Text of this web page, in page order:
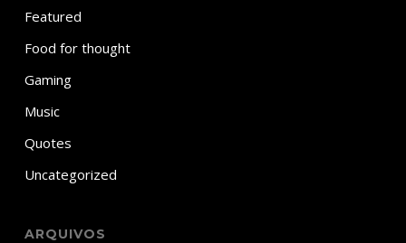
Featured
Food for thought
Gaming
Music
Quotes
Uncategorized
ARQUIVOS